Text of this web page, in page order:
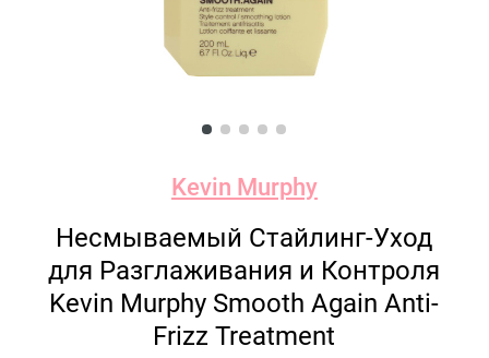
Kevin Murphy
Несмываемый Стайлинг-Уход
для Разглаживания и Контроля
Kevin Murphy Smooth Again Anti-
Frizz Treatment